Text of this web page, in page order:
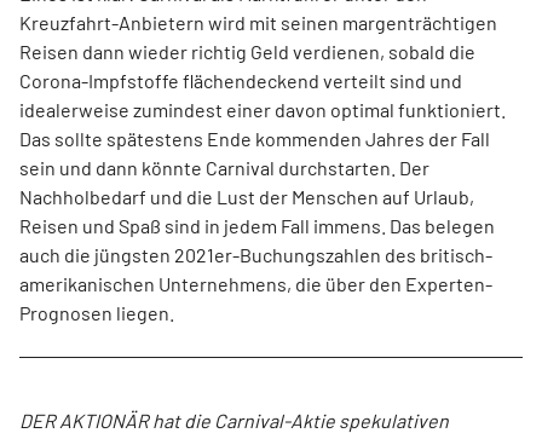
Kreuzfahrt-Anbietern wird mit seinen margenträchtigen
Reisen dann wieder richtig Geld verdienen, sobald die
Corona-Impfstoffe flächendeckend verteilt sind und
idealerweise zumindest einer davon optimal funktioniert.
Das sollte spätestens Ende kommenden Jahres der Fall
sein und dann könnte Carnival durchstarten. Der
Nachholbedarf und die Lust der Menschen auf Urlaub,
Reisen und Spaß sind in jedem Fall immens. Das belegen
auch die jüngsten 2021er-Buchungszahlen des britisch-
amerikanischen Unternehmens, die über den Experten-
Prognosen liegen.
DER AKTIONÄR hat die Carnival-Aktie spekulativen